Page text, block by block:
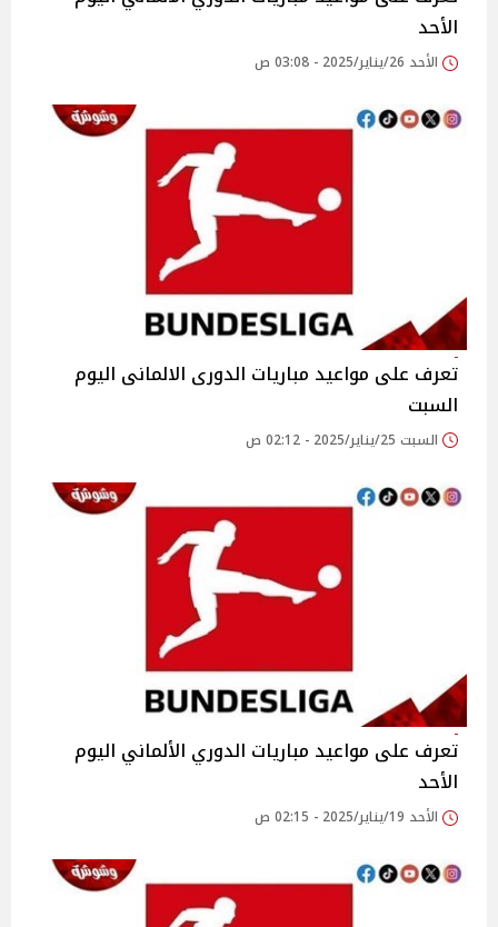
الأحد
الأحد 26/يناير/2025 - 03:08 ص
تعرف على مواعيد مباريات الدورى الالمانى اليوم
السبت
السبت 25/يناير/2025 - 02:12 ص
تعرف على مواعيد مباريات الدوري الألماني اليوم
الأحد
الأحد 19/يناير/2025 - 02:15 ص